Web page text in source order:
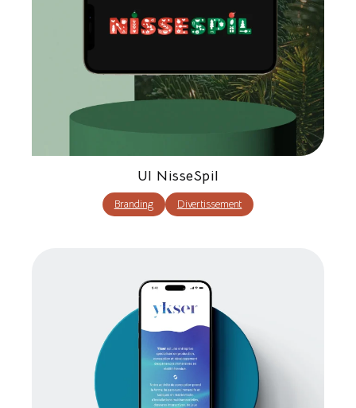
UI NisseSpil
Branding Divertissement